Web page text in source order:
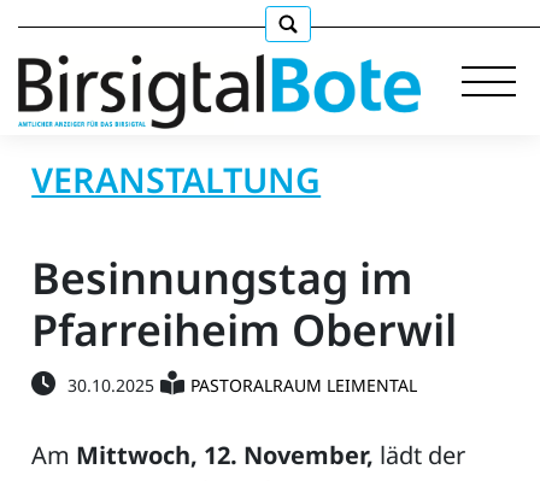
E-
Paper
VERANSTALTUNG
Besinnungstag im
Pfarreiheim Oberwil
30.10.2025 PASTORALRAUM LEIMENTAL
Am Mittwoch, 12. November, lädt der